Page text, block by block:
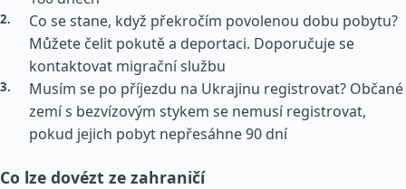
Co se stane, když překročím povolenou dobu pobytu?
Můžete čelit pokutě a deportaci. Doporučuje se
kontaktovat migrační službu
Musím se po příjezdu na Ukrajinu registrovat? Občané
zemí s bezvízovým stykem se nemusí registrovat,
pokud jejich pobyt nepřesáhne 90 dní
Co lze dovézt ze zahraničí